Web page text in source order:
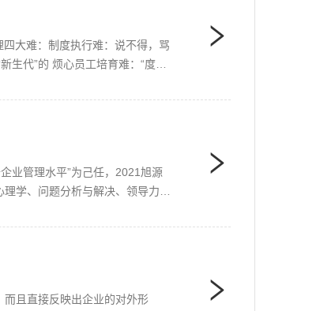
大难：制度执行难：说不得，骂
代”的 烦心员工培育难：“度娘”
业管理水平”为己任，2021旭源
学、问题分析与解决、领导力沙
且直接反映出企业的对外形